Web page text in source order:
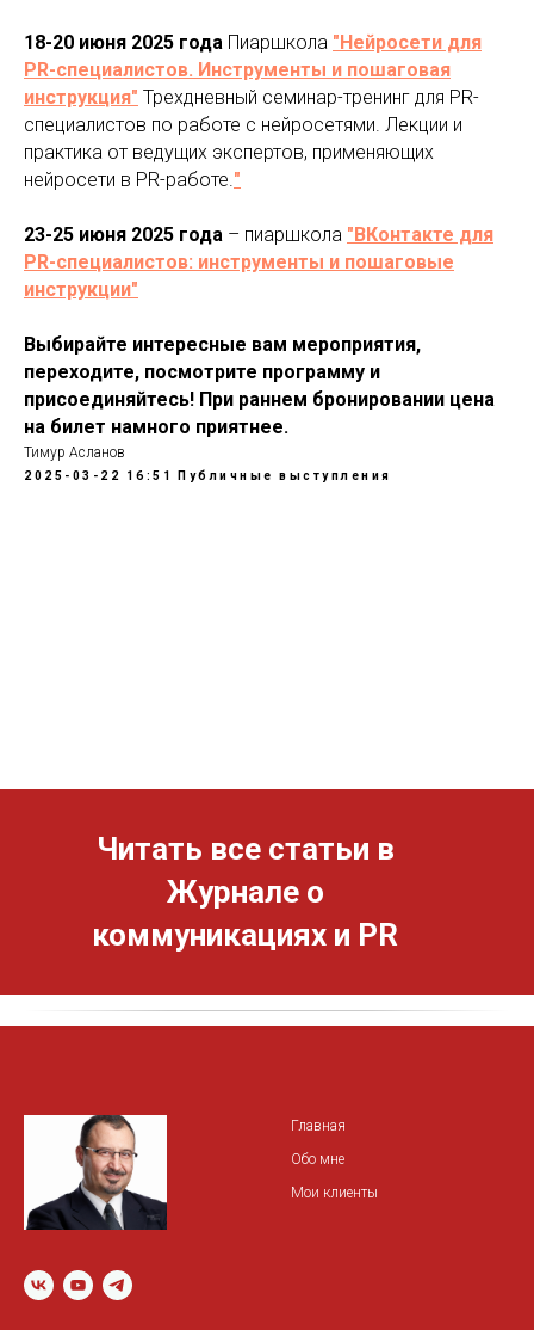
18-20 июня 2025 года Пиаршкола "Нейросети для
PR-специалистов. Инструменты и пошаговая
инструкция" Трехдневный семинар-тренинг для PR-
специалистов по работе с нейросетями. Лекции и
практика от ведущих экспертов, применяющих
нейросети в PR-работе."
23-25 июня 2025 года – пиаршкола "ВКонтакте для
PR-специалистов: инструменты и пошаговые
инструкции"
Выбирайте интересные вам мероприятия,
переходите, посмотрите программу и
присоединяйтесь! При раннем бронировании цена
на билет намного приятнее.
Тимур Асланов
2025-03-22 16:51 Публичные выступления
Читать все статьи в
Журнале о
коммуникациях и PR
Главная
Обо мне
Мои клиенты